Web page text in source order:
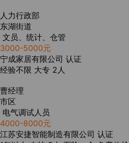
人力行政部
东湖街道
文员、统计、仓管
3000-5000元
宁成家居有限公司 认证
经验不限 大专 2人
曹经理
市区
电气调试人员
4000-8000元
江苏安捷智能制造有限公司 认证